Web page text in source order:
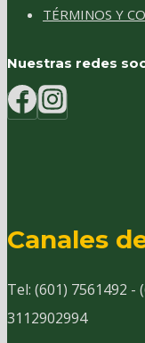
TÉRMINOS Y
Nuestras redes
Canales
Tel: (601) 7561492 -
3112902994